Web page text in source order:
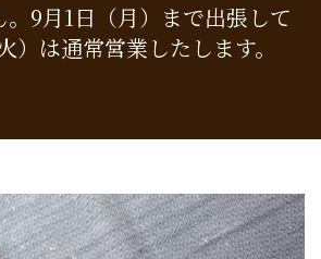
9月1日（月）まで出張して
）は通常営業したします。